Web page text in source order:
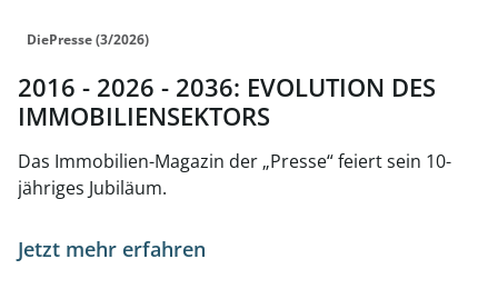
DiePresse (3/2026)
2016 - 2026 - 2036: EVOLUTION DES
IMMOBILIENSEKTORS
Das Immobilien-Magazin der „Presse“ feiert sein 10-
jähriges Jubiläum.
Jetzt mehr erfahren